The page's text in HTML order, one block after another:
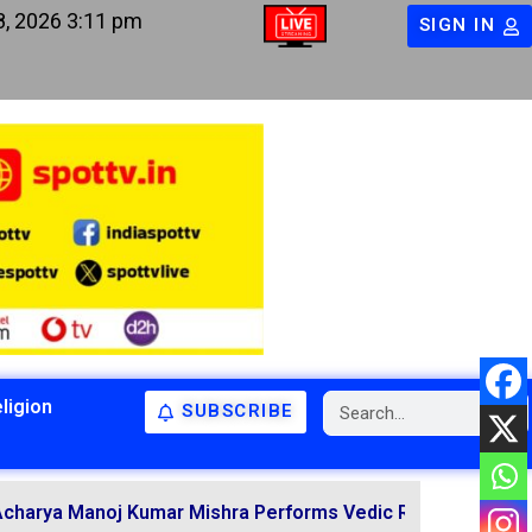
2026 3:11 pm SIGN IN
SUBSCRIBE
Kumar Mishra Performs Vedic Rituals for the
LATEST NEWS
NATIONAL
RELIGION